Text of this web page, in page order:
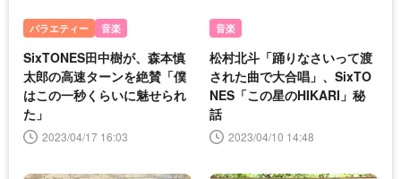
バラエティー 音楽
SixTONES田中樹が、森本慎
太郎の高速ターンを絶賛「僕
はこの一秒くらいに魅せられ
た」
2023/04/17 16:03
音楽
松村北斗「踊りなさいって渡
された曲で大合唱」、SixTO
NES「この星のHIKARI」秘
話
2023/04/10 14:48